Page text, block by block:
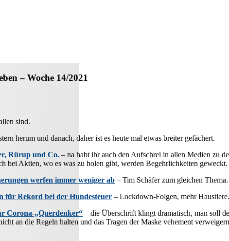
– Woche 14/2021
sind.
herum und danach, daher ist es heute mal etwas breiter gefächert.
Rürup und Co. – na habt ihr auch den Aufschrei in allen Medien zu
bei Aktien, wo es was zu holen gibt, werden Begehrlichkeiten geweckt.
werfen immer weniger ab – Tim Schäfer zum gleichen Thema.
für Rekord bei der Hundesteuer – Lockdown-Folgen, mehr
Corona-„Querdenker“ – die Überschrift klingt dramatisch, man soll
an die Regeln halten und das Tragen der Maske vehement